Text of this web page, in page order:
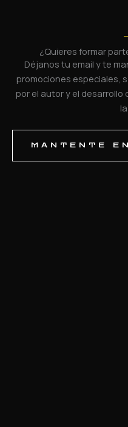
¿Quieres formar
Déjanos tu email y te
promociones especiales,
por el autor y el desarrollo
MANTENTE